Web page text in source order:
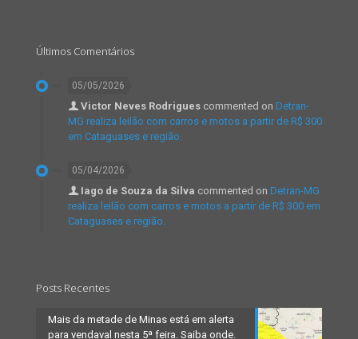
Últimos Comentários
05/05/2026
Victor Neves Rodrigues commented on Detran-
MG realiza leilão com carros e motos a partir de R$ 300
em Cataguases e região.
05/04/2026
Iago de Souza da Silva commented on Detran-MG
realiza leilão com carros e motos a partir de R$ 300 em
Cataguases e região.
Posts Recentes
Mais da metade de Minas está em alerta
para vendaval nesta 5ª feira. Saiba onde.